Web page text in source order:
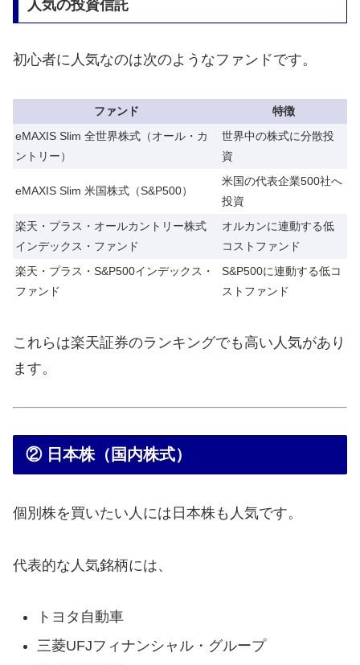
人気の投資信託
初心者に人気なのは次のようなファンドです。
ファンド
特徴
eMAXIS Slim 全世界株式（オール・カ
ントリー）
世界中の株式に分散投
資
eMAXIS Slim 米国株式（S&P500）
米国の代表企業500社へ
投資
楽天・プラス・オールカントリー株式
インデックス・ファンド
オルカンに連動する低
コストファンド
楽天・プラス・S&P500インデックス・
ファンド
S&P500に連動する低コ
ストファンド
これらは楽天証券のランキングでも高い人気があり
ます。
② 日本株（国内株式）
個別株を買いたい人には日本株も人気です。
代表的な人気銘柄には、
トヨタ自動車
三菱UFJフィナンシャル・グループ